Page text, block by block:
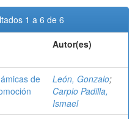
1 a 6 de 6
Autor(es)
de
León, Gonzalo;
Carpio Padilla,
Ismael